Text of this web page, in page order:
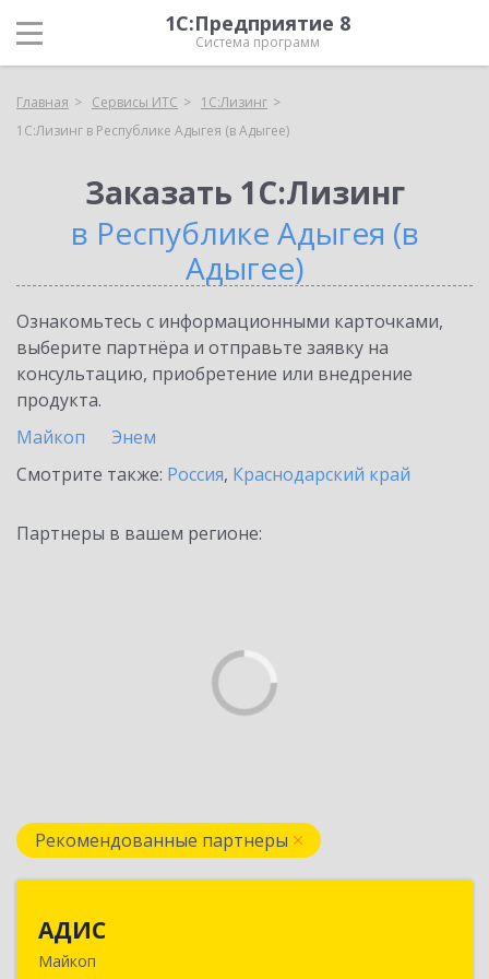
1С:Предприятие 8
Система программ
Главная Сервисы ИТС
1С:Лизинг
1С:Лизинг в Республике Адыгея (в Адыгее)
Заказать 1С:Лизинг
в Республике Адыгея (в
Адыгее)
Ознакомьтесь с информационными карточками,
выберите партнёра и отправьте заявку на
консультацию, приобретение или внедрение
продукта.
Майкоп
Энем
Смотрите также: Россия, Краснодарский край
Партнеры в вашем регионе:
Рекомендованные партнеры
АДИС
Майкоп